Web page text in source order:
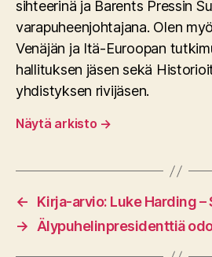
sihteerinä ja Barents Pressin
varapuheenjohtajana. Olen
Venäjän ja Itä-Euroopan
hallituksen jäsen sekä
yhdistyksen rivijäsen.
Näytä arkisto →
←
Kirja-arvio: Luke Harding –
→
Älypuhelinpresidenttiä